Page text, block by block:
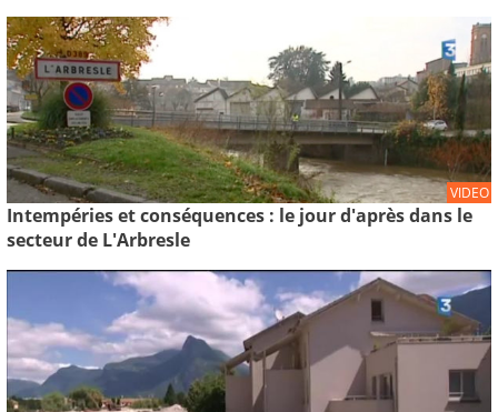
VIDEO
Intempéries et conséquences : le jour d'après dans le
secteur de L'Arbresle